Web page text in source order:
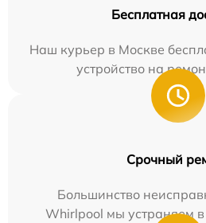
Бесплатная
Наш курьер в Москве
устройство на
Срочный
Большинство
Whirlpool мы устраняем в